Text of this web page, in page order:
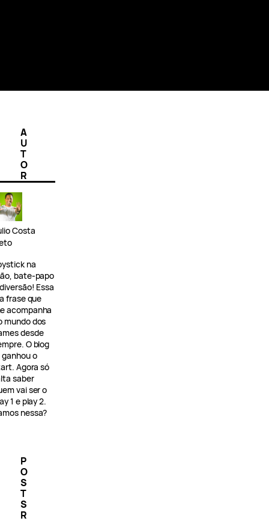
A
U
T
O
R
Costa
na
bate-papo
Essa
frase que
acompanha
mundo dos
desde
O blog
ganhou o
Agora só
saber
vai ser o
1 e play 2.
nessa?
P
O
S
T
S
R